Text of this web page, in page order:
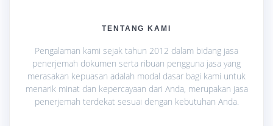
TENTANG KAMI
Pengalaman kami sejak tahun 2012 dalam bidang jasa
penerjemah dokumen serta ribuan pengguna jasa yang
merasakan kepuasan adalah modal dasar bagi kami untuk
menarik minat dan kepercayaan dari Anda, merupakan jasa
penerjemah terdekat sesuai dengan kebutuhan Anda.